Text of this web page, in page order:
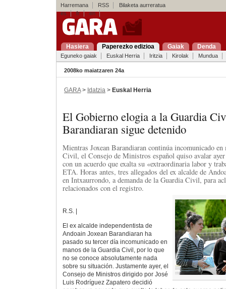
Harremana RSS
Bilaketa aurreratua
es
fr en
Hasiera Paperezko edizioa Gaiak Denda
Eguneko gaiak Euskal Herria Iritzia Kirolak Mundua
2008ko maiatzaren 24a
GARA> Idatzia > Euskal Herria
El Gobierno elogia a la Guardia
Barandiaran sigue detenido
Mientras Joxean Barandiaran continúa incomunicado en
Civil, el Consejo de Ministros español quiso avalar
con un acuerdo que exalta su «extraordinaria labor y
ETA. Horas antes, tres allegados del ex alcalde de
en Intxaurrondo, a demanda de la Guardia Civil, para
relacionados con el registro.
R.S. |
El ex alcalde independentista de
Andoain Joxean Barandiaran ha
pasado su tercer día incomunicado en
manos de la Guardia Civil, por lo que
no se conoce absolutamente nada
sobre su situación. Justamente ayer, el
Consejo de Ministros dirigido por José
Luis Rodríguez Zapatero decidió